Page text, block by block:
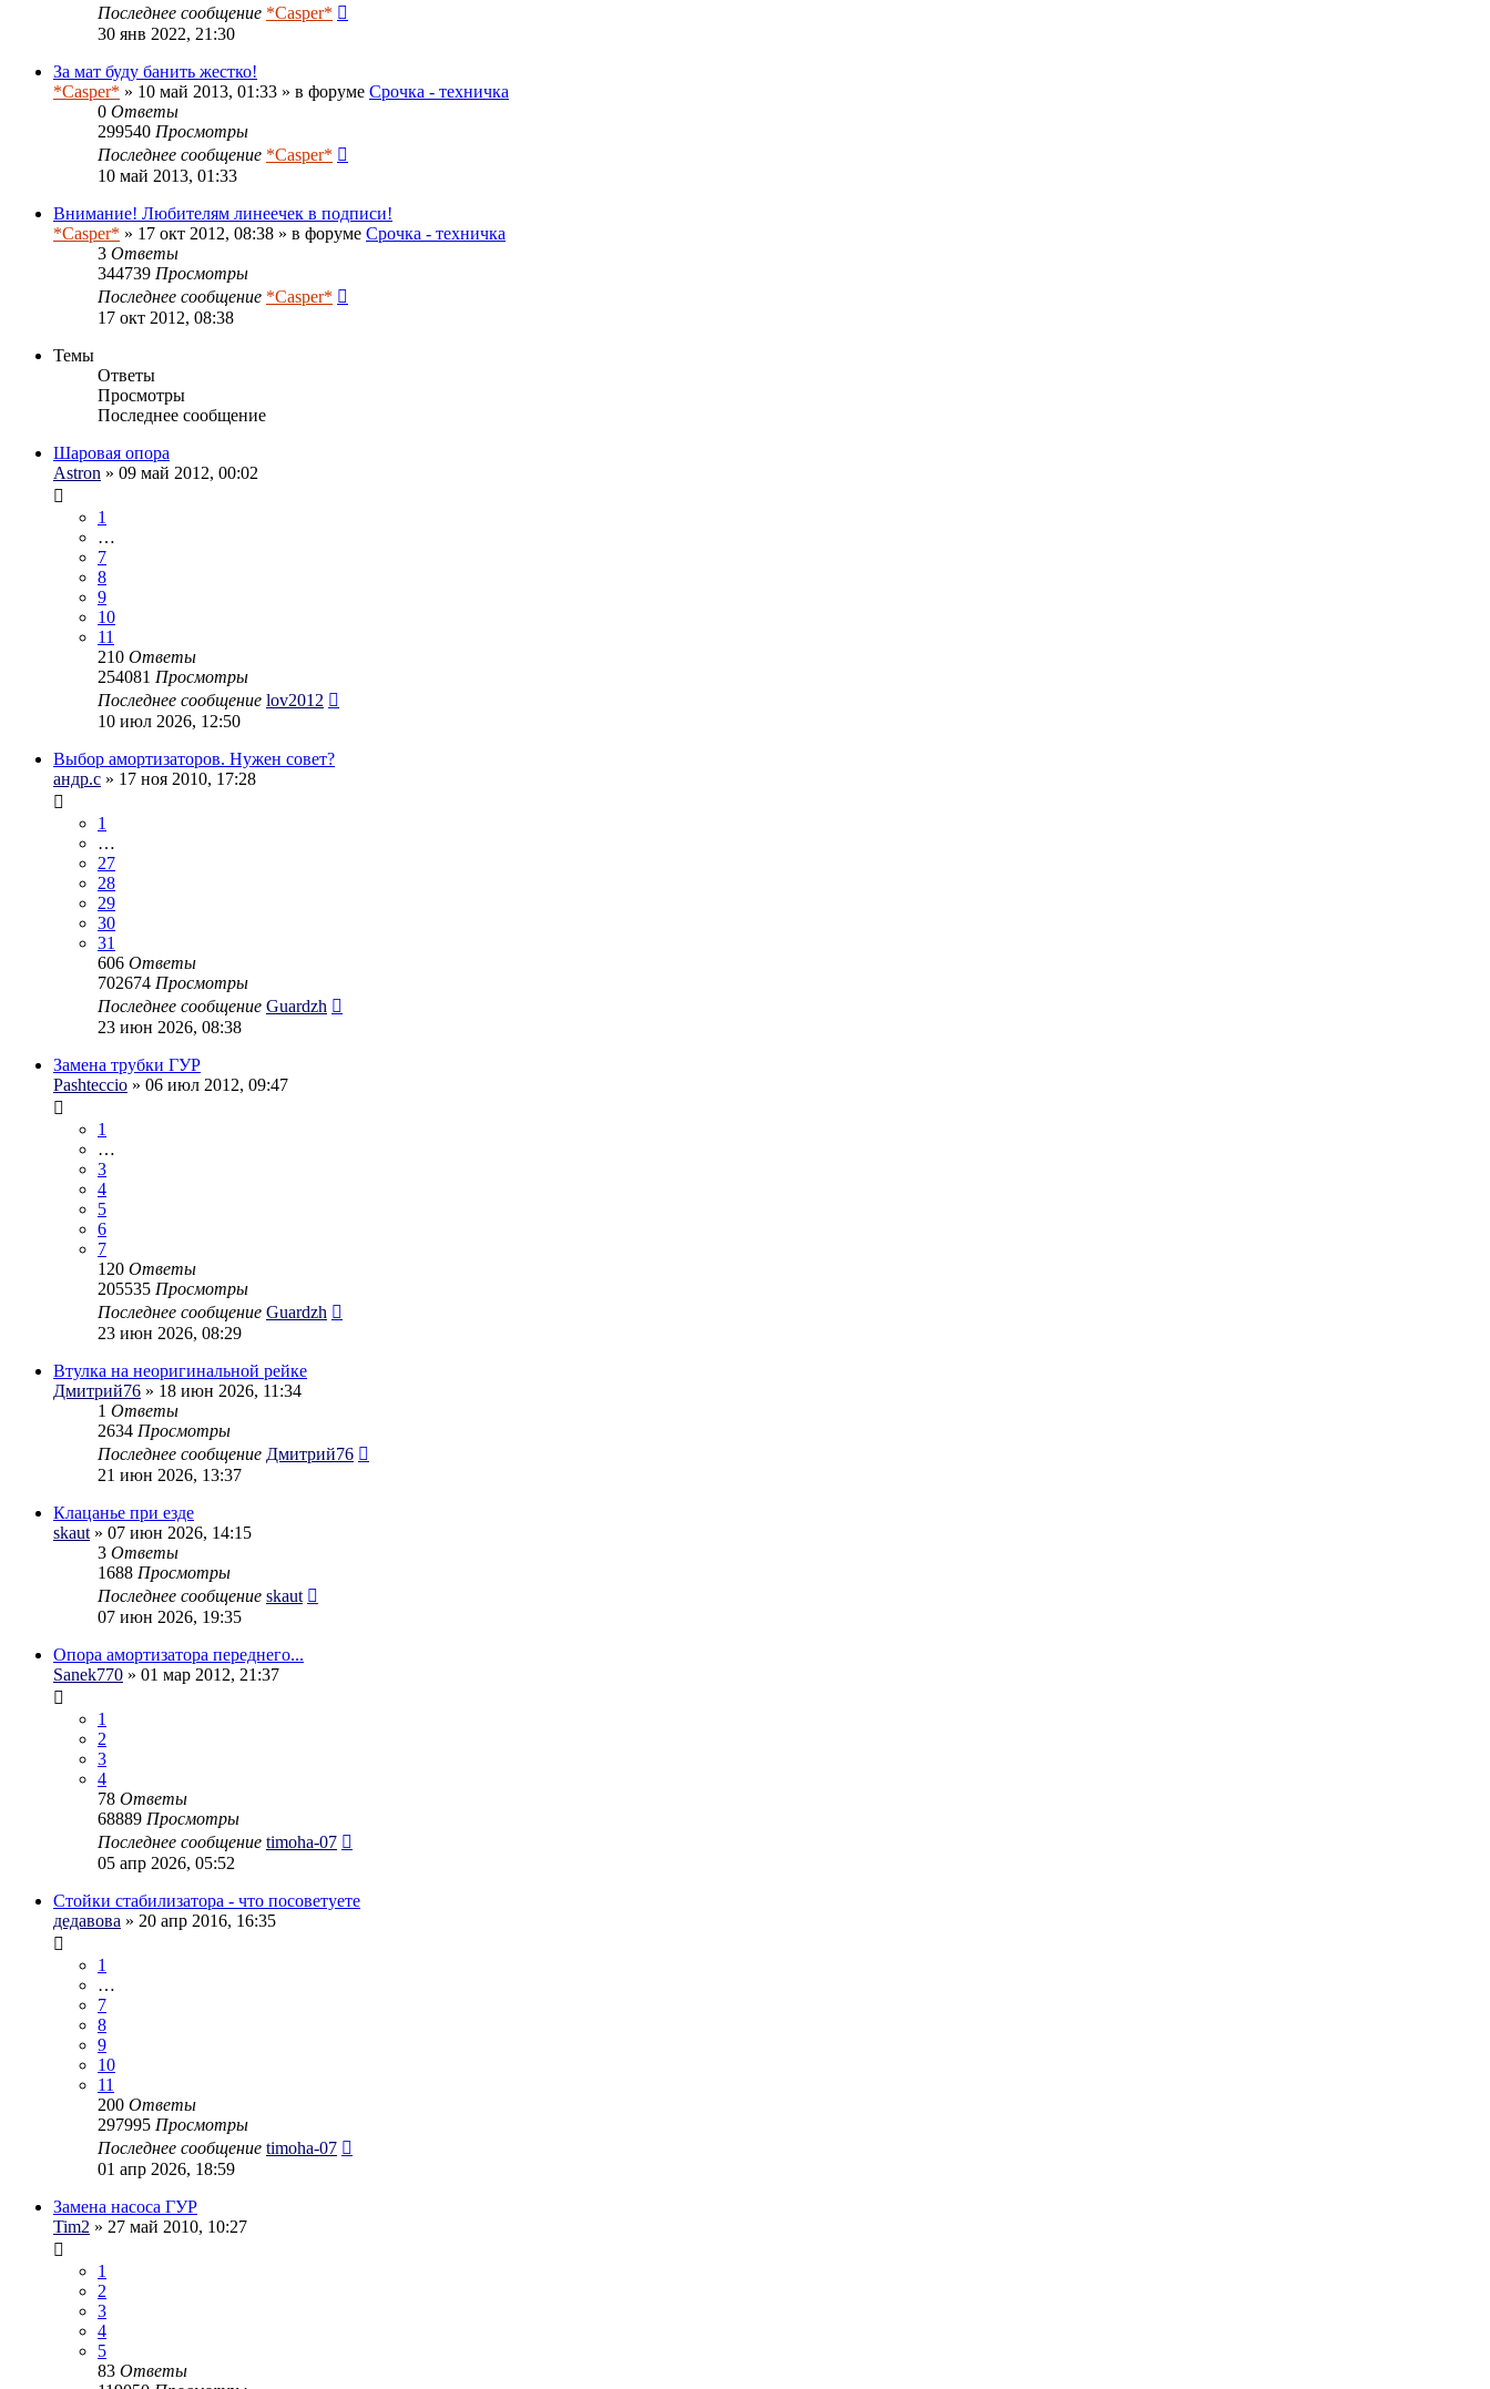
Последнее сообщение *Casper*
30 янв 2022, 21:30
За мат буду банить жестко!
*Casper* » 10 май 2013, 01:33 » в форуме Срочка - техничка
0 Ответы
299540 Просмотры
Последнее сообщение *Casper*
10 май 2013, 01:33
Внимание! Любителям линеечек в подписи!
*Casper* » 17 окт 2012, 08:38 » в форуме Срочка - техничка
3 Ответы
344739 Просмотры
Последнее сообщение *Casper*
17 окт 2012, 08:38
Темы
Ответы
Просмотры
Последнее сообщение
Шаровая опора
Astron » 09 май 2012, 00:02
1
…
7
8
9
10
11
210 Ответы
254081 Просмотры
Последнее сообщение lov2012
10 июл 2026, 12:50
Выбор амортизаторов. Нужен совет?
андр.с » 17 ноя 2010, 17:28
1
…
27
28
29
30
31
606 Ответы
702674 Просмотры
Последнее сообщение Guardzh
23 июн 2026, 08:38
Замена трубки ГУР
Pashteccio » 06 июл 2012, 09:47
1
…
3
4
5
6
7
120 Ответы
205535 Просмотры
Последнее сообщение Guardzh
23 июн 2026, 08:29
Втулка на неоригинальной рейке
Дмитрий76 » 18 июн 2026, 11:34
1 Ответы
2634 Просмотры
Последнее сообщение Дмитрий76
21 июн 2026, 13:37
Клацанье при езде
skaut » 07 июн 2026, 14:15
3 Ответы
1688 Просмотры
Последнее сообщение skaut
07 июн 2026, 19:35
Опора амортизатора переднего...
Sanek770 » 01 мар 2012, 21:37
1
2
3
4
78 Ответы
68889 Просмотры
Последнее сообщение timoha-07
05 апр 2026, 05:52
Стойки стабилизатора - что посоветуете
дедавова » 20 апр 2016, 16:35
1
…
7
8
9
10
11
200 Ответы
297995 Просмотры
Последнее сообщение timoha-07
01 апр 2026, 18:59
Замена насоса ГУР
Tim2 » 27 май 2010, 10:27
1
2
3
4
5
83 Ответы